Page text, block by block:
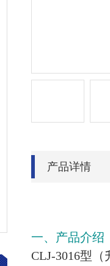
产品详情
一、产品介绍
CLJ-3016型